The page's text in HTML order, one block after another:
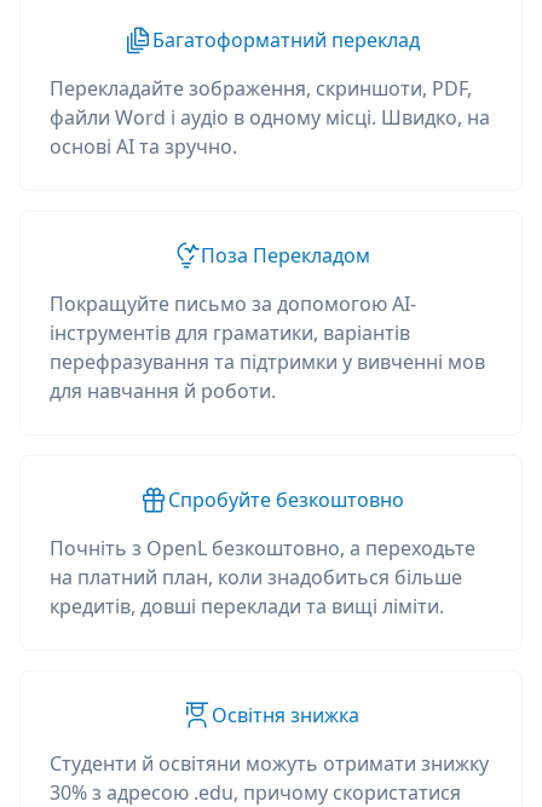
Багатоформатний переклад
Перекладайте зображення, скриншоти, PDF,
файли Word і аудіо в одному місці. Швидко, на
основі AI та зручно.
Поза Перекладом
Покращуйте письмо за допомогою AI-
інструментів для граматики, варіантів
перефразування та підтримки у вивченні мов
для навчання й роботи.
Спробуйте безкоштовно
Почніть з OpenL безкоштовно, а переходьте
на платний план, коли знадобиться більше
кредитів, довші переклади та вищі ліміти.
Освітня знижка
Студенти й освітяни можуть отримати знижку
30% з адресою .edu, причому скористатися